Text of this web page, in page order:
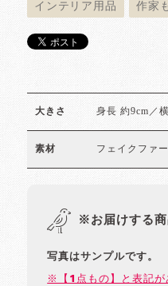
インテリア用品 作家
大きさ 身長 約9cm／
素材 フェイクファ
※お届けする商
写真はサンプルです。
※【1点もの】と表記が